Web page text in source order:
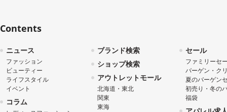
Contents
ニュース
ファッション
ビューティー
ライフスタイル
イベント
コラム
ブランド検索
ショップ検索
アウトレットモール
北海道・東北
関東
東海
セール
ファミリーセ
バーゲン・ク
夏のバーゲン
初売り・冬の
福袋